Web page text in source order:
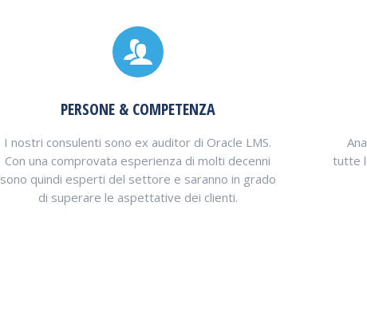
PERSONE & COMPETENZA
I nostri consulenti sono ex auditor di Oracle LMS.
Con una comprovata esperienza di molti decenni
sono quindi esperti del settore e saranno in grado
di superare le aspettative dei clienti.
tutte